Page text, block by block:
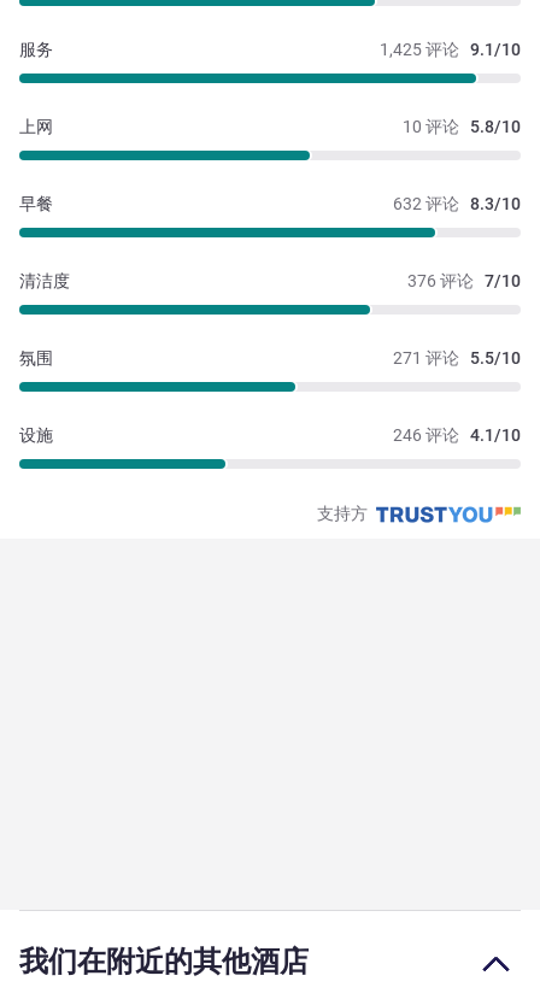
1,425 评论 9.1/10
服务
10 评论 5.8/10
上网
632 评论 8.3/10
早餐
376 评论 7/10
清洁度
271 评论 5.5/10
氛围
246 评论 4.1/10
设施
支持方
我们在附近的其他酒店